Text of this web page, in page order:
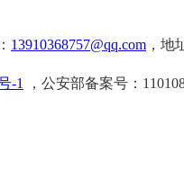
13910368757@qq.com ，地
-1 ，公安部备案号：